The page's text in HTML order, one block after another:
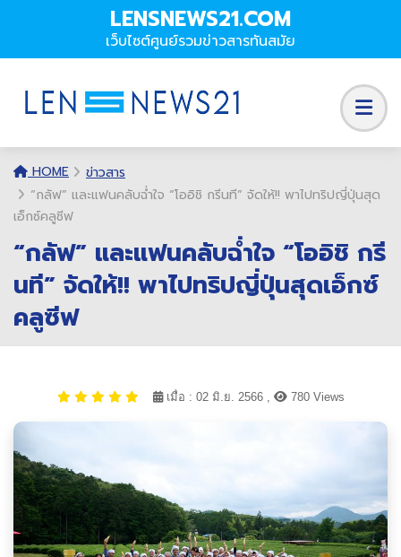
LENSNEWS21.COM
เว็บไซต์ศูนย์รวมข่าวสารทันสมัย
HOME
ข่าวสาร
“กลัฟ” และแฟนคลับฉ่ำใจ “โออิชิ กรีนที” จัดให้!! พาไปทริปญี่ปุ่นสุด
เอ็กซ์คลูซีฟ
“กลัฟ” และแฟนคลับฉ่ำใจ “โออิชิ กรี
นที” จัดให้!! พาไปทริปญี่ปุ่นสุดเอ็กซ์
คลูซีฟ
เมื่อ : 02 มิ.ย. 2566 , 780 Views